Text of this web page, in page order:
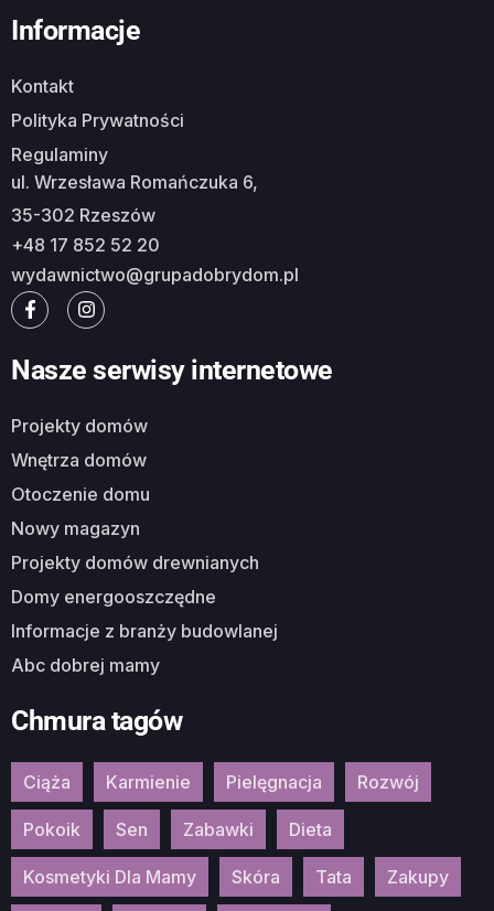
Informacje
Kontakt
Polityka Prywatności
Regulaminy
ul. Wrzesława Romańczuka 6,
35-302 Rzeszów
+48 17 852 52 20
wydawnictwo@grupadobrydom.pl
Nasze serwisy internetowe
Projekty domów
Wnętrza domów
Otoczenie domu
Nowy magazyn
Projekty domów drewnianych
Domy energooszczędne
Informacje z branży budowlanej
Abc dobrej mamy
Chmura tagów
Ciąża Karmienie Pielęgnacja Rozwój
Pokoik Sen Zabawki Dieta
Kosmetyki Dla Mamy Skóra Tata Zakupy